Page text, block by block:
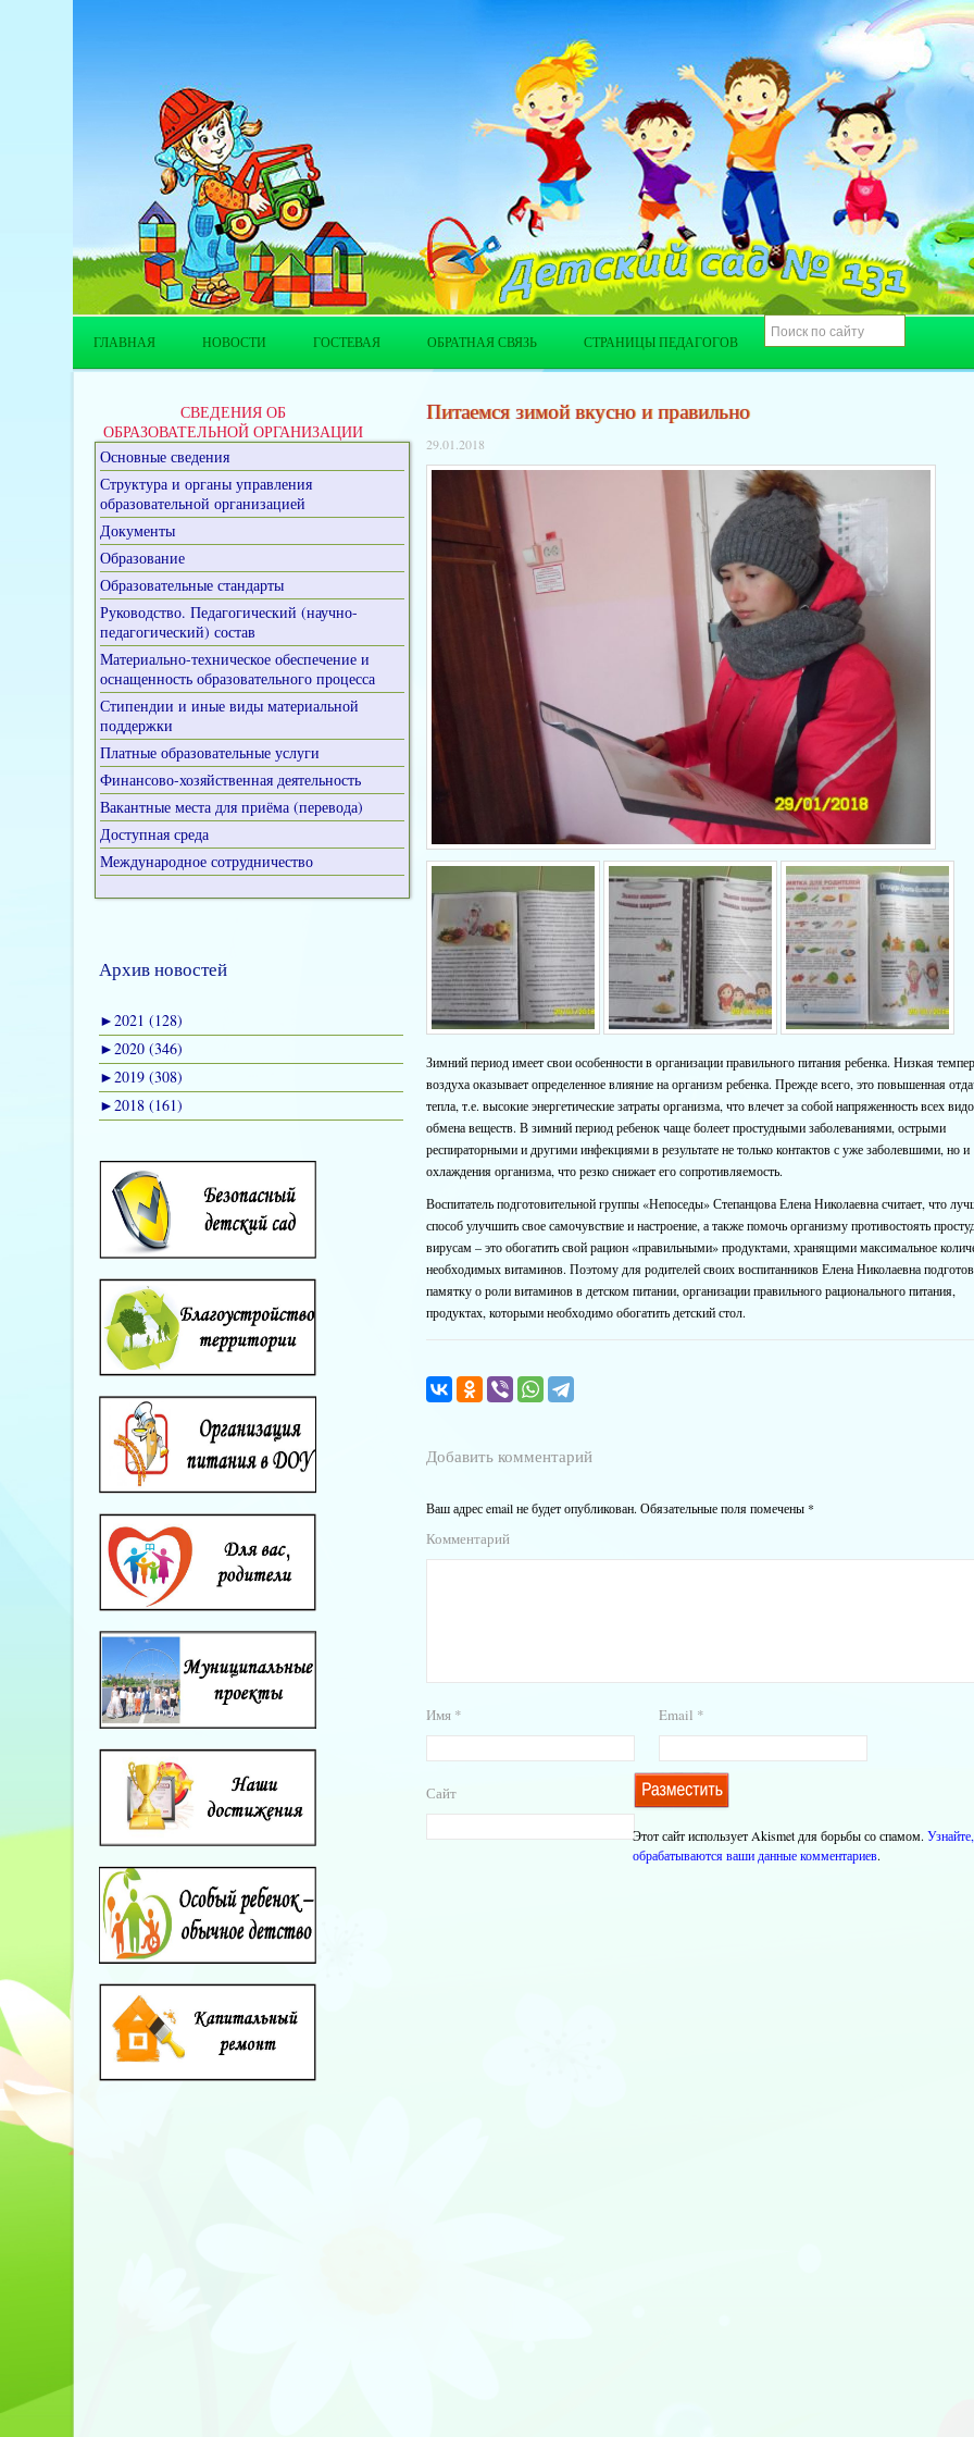
ГЛАВНАЯ НОВОСТИ ГОСТЕВАЯ ОБРАТНАЯ СВЯЗЬ СТРАНИЦЫ ПЕДАГОГОВ
СВЕДЕНИЯ ОБ
ОБРАЗОВАТЕЛЬНОЙ ОРГАНИЗАЦИИ
Основные сведения
Структура и органы управления
образовательной организацией
Документы
Образование
Образовательные стандарты
Руководство. Педагогический (научно-
педагогический) состав
Материально-техническое обеспечение и
оснащенность образовательного процесса
Стипендии и иные виды материальной
поддержки
Платные образовательные услуги
Финансово-хозяйственная деятельность
Вакантные места для приёма (перевода)
Доступная среда
Международное сотрудничество
Архив новостей
►2021 (128)
►2020 (346)
►2019 (308)
►2018 (161)
Питаемся зимой вкусно и правильно
29.01.2018
Зимний период имеет свои особенности в организации правильного питания ребенка. Низкая
воздуха оказывает определенное влияние на организм ребенка. Прежде всего, это повышенная
тепла, т.е. высокие энергетические затраты организма, что влечет за собой напряженность всех
обмена веществ. В зимний период ребенок чаще болеет простудными заболеваниями, острыми
респираторными и другими инфекциями в результате не только контактов с уже заболевшими, но и
охлаждения организма, что резко снижает его сопротивляемость.
Воспитатель подготовительной группы «Непоседы» Степанцова Елена Николаевна считает, что
способ улучшить свое самочувствие и настроение, а также помочь организму противостоять
вирусам – это обогатить свой рацион «правильными» продуктами, хранящими максимальное
необходимых витаминов. Поэтому для родителей своих воспитанников Елена Николаевна
памятку о роли витаминов в детском питании, организации правильного рационального питания,
продуктах, которыми необходимо обогатить детский стол.
Добавить комментарий
Ваш адрес email не будет опубликован. Обязательные поля помечены *
Комментарий
Имя * Email *
Сайт
Этот сайт использует Akismet для борьбы со спамом.
обрабатываются ваши данные комментариев.